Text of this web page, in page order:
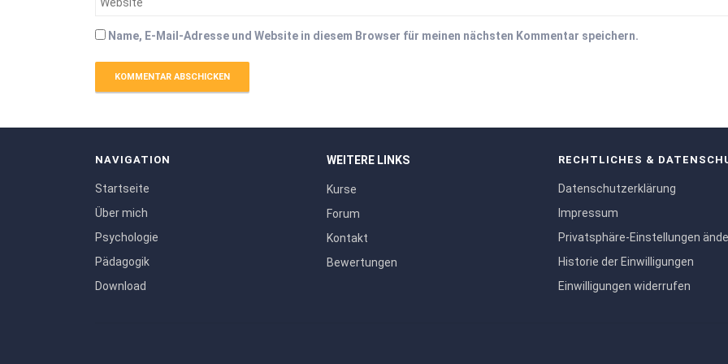
Name, E-Mail-Adresse und Website in diesem Browser für meinen nächsten Kommentar speichern.
NAVIGATION
Startseite
Über mich
Psychologie
Pädagogik
Download
WEITERE LINKS
Kurse
Forum
Kontakt
Bewertungen
RECHTLICHES &
Datenschutzerklärung
Impressum
Privatsphäre-Einstellungen
Historie der Einwilligungen
Einwilligungen widerrufen